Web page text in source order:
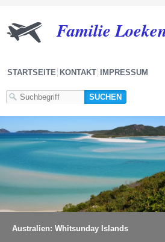
Familie
STARTSEITE KONTAKT IMPRESSUM
Australien: Whitsunday Islands